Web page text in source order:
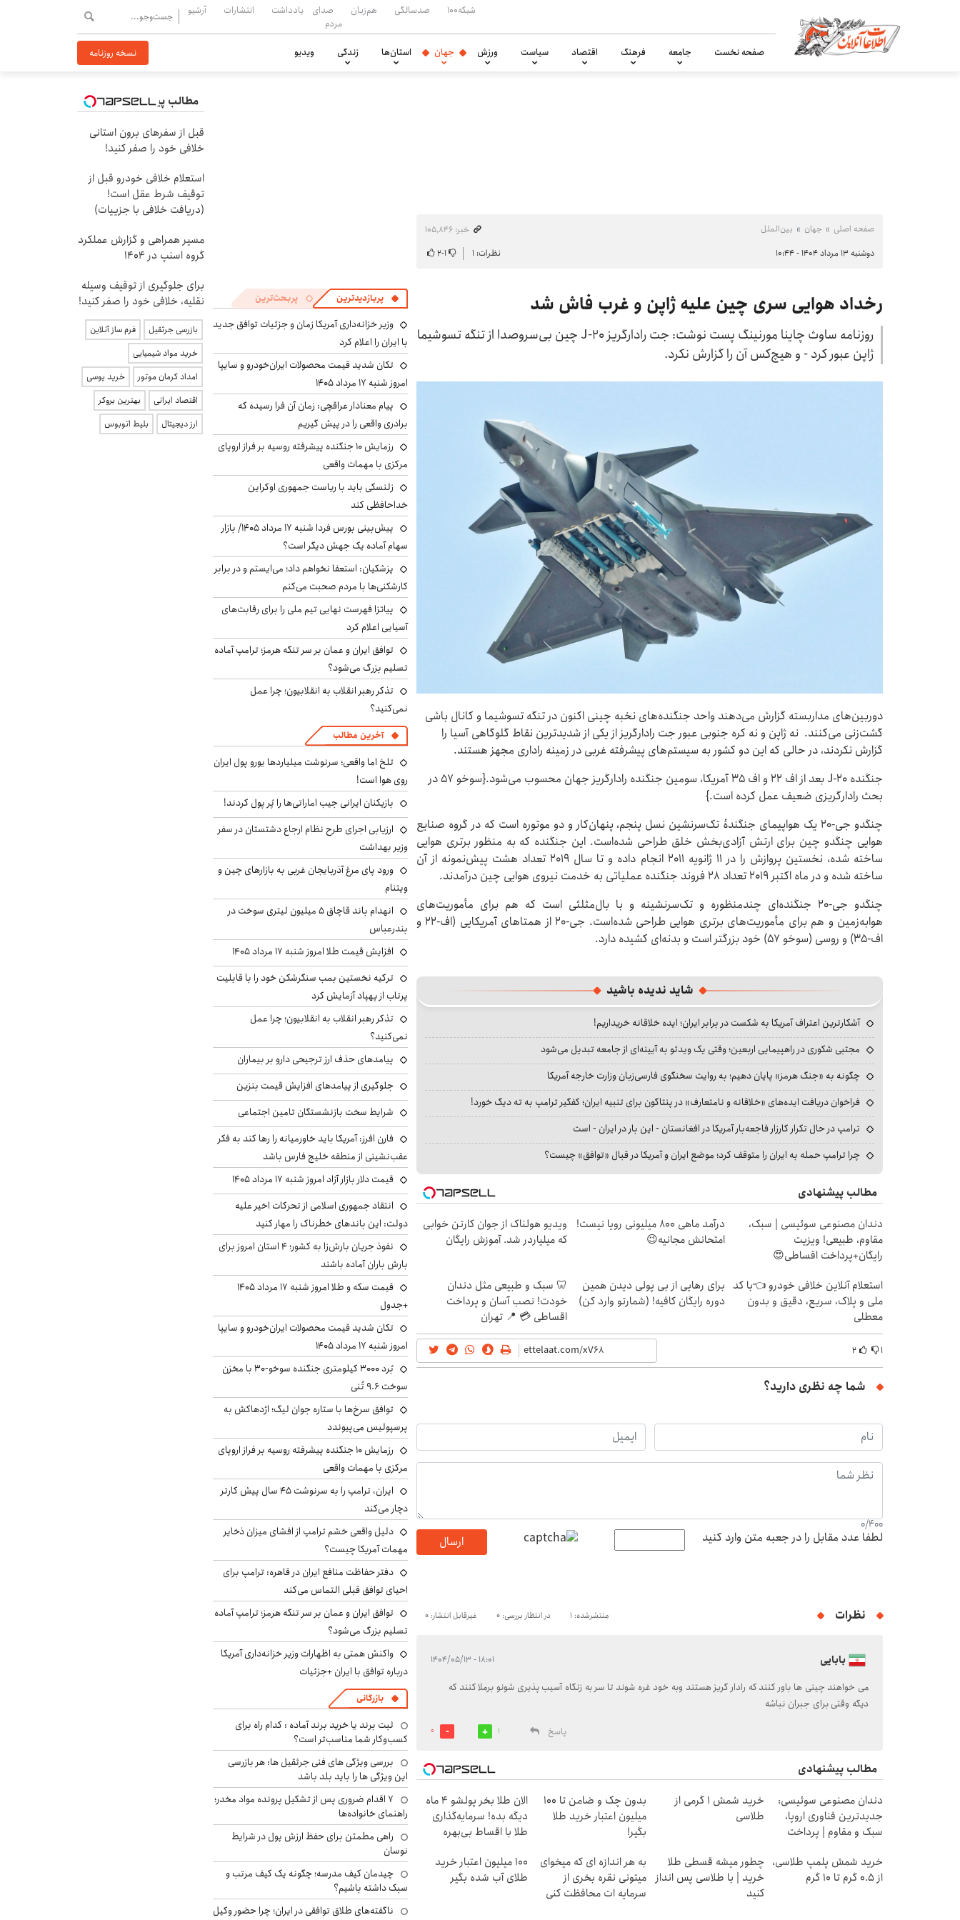
شبکه۱۰۰ صدسالگی هم‌زبان
صدای
مردم
یادداشت انتشارات آرشیو
صفحه نخست جامعه فرهنگ اقتصاد سیاست ورزش جهان استان‌ها زندگی ویدیو نسخه روزنامه
صفحه اصلی جهان بین‌الملل
خبر: ۱۰۵٬۸۴۶
دوشنبه ۱۳ مرداد ۱۴۰۴ - ۱۰:۴۴
نظرات: ۱ ۱-۲
رخداد هوایی سری چین علیه ژاپن و غرب فاش شد
روزنامه ساوث چاینا مورنینگ پست نوشت: جت رادارگریز J-20 چین بی‌سروصدا از تنگه تسوشیما
ژاپن عبور کرد - و هیچ‌کس آن را گزارش نکرد.
دوربین‌های مداربسته گزارش می‌دهند واحد جنگنده‌های نخبه چینی اکنون در تنگه تسوشیما و کانال باشی
گشت‌زنی می‌کنند. نه ژاپن و نه کره جنوبی عبور جت رادارگریز از یکی از شدیدترین نقاط گلوگاهی آسیا را
گزارش نکردند، در حالی که این دو کشور به سیستم‌های پیشرفته غربی در زمینه راداری مجهز هستند.
جنگنده J-20 بعد از اف ۲۲ و اف ۳۵ آمریکا، سومین جنگنده رادارگریز جهان محسوب می‌شود.{سوخو ۵۷ در
بحث رادارگریزی ضعیف عمل کرده است.}
چنگدو جی-۲۰ یک هواپیمای جنگندهٔ تک‌سرنشین نسل پنجم، پنهان‌کار و دو موتوره است که در گروه صنایع
هوایی چنگدو چین برای ارتش آزادی‌بخش خلق طراحی شده‌است. این جنگنده که به منظور برتری هوایی
ساخته شده، نخستین پروازش را در ۱۱ ژانویه ۲۰۱۱ انجام داده و تا سال ۲۰۱۹ تعداد هشت پیش‌نمونه از آن
ساخته شده و در ماه اکتبر ۲۰۱۹ تعداد ۲۸ فروند جنگنده عملیاتی به خدمت نیروی هوایی چین درآمدند.
چنگدو جی-۲۰ جنگنده‌ای چندمنظوره و تک‌سرنشینه و با بال‌مثلثی است که هم برای مأموریت‌های
هوابه‌زمین و هم برای مأموریت‌های برتری هوایی طراحی شده‌است. جی-۲۰ از همتاهای آمریکایی (اف-۲۲ و
اف-۳۵) و روسی (سوخو ۵۷) خود بزرگتر است و بدنه‌ای کشیده دارد.
شاید ندیده باشید
آشکارترین اعتراف آمریکا به شکست در برابر ایران؛ ایده خلاقانه خریداریم!
مجتبی شکوری در راهپیمایی اربعین؛ وقتی یک ویدئو به آیینه‌ای از جامعه تبدیل می‌شود
چگونه به «جنگ هرمز» پایان دهیم؛ به روایت سخنگوی فارسی‌زبان وزارت خارجه آمریکا
فراخوان دریافت ایده‌های «خلاقانه و نامتعارف» در پنتاگون برای تنبیه ایران؛ کفگیر ترامپ به ته دیگ خورد!
ترامپ در حال تکرار کارزار فاجعه‌بار آمریکا در افغانستان - این بار در ایران - است
چرا ترامپ حمله به ایران را متوقف کرد؛ موضع ایران و آمریکا در قبال «توافق» چیست؟
مطالب پیشنهادی
دندان مصنوعی سوئیسی | سبک،
مقاوم، طبیعی! ویزیت
رایگان+پرداخت اقساطی😍
درآمد ماهی 800 میلیونی رویا نیست!
امتحانش مجانیه😉
ویدیو هولناک از جوان کارتن خوابی
که میلیاردر شد. آموزش رایگان
استعلام آنلاین خلافی خودرو 👈با کد
ملی و پلاک، سریع، دقیق و بدون
معطلی
برای رهایی از بی پولی دیدن همین
دوره رایگان کافیه! (شمارتو وارد کن)
🦷 سبک و طبیعی مثل دندان
خودت! نصب آسان و پرداخت
اقساطی 💳 📍 تهران
۱ ۲
شما چه نظری دارید؟
0/400
لطفا عدد مقابل را در جعبه متن وارد کنید ارسال
نظرات منتشرشده: 1 در انتظار بررسی: 0 غیرقابل انتشار: 0
بابایی ۱۸:۰۱ - ۱۴۰۴/۰۵/۱۳
می خواهند چینی ها باور کنند که رادار گریز هستند وبه خود غره شوند تا سر به زنگاه آسیب پذیری شونو برملا کنند که
دیگه وقتی برای جبران نباشه
پاسخ
1
0
مطالب پیشنهادی
دندان مصنوعی سوئیسی:
جدیدترین فناوری اروپا،
سبک و مقاوم | پرداخت
خرید شمش 1 گرمی از
طلاسی
بدون چک و ضامن تا 100
میلیون اعتبار خرید طلا
بگیر!
الان طلا بخر پولشو 4 ماه
دیگه بده! سرمایه‌گذاری
طلا با اقساط بی‌بهره
خرید شمش پلمپ طلاسی،
از ۰.۵ گرم تا ۱۰ گرم
چطور میشه قسطی طلا
خرید | با طلاسی پس انداز
کنید
به هر اندازه ای که میخوای
میتونی نقره بخری از
سرمایه ات محافظت کنی
100 میلیون اعتبار خرید
طلای آب شده بگیر
پربازدیدترین پربحث‌ترین
وزیر خزانه‌داری آمریکا زمان و جزئیات توافق جدید
با ایران را اعلام کرد
تکان شدید قیمت محصولات ایران‌خودرو و سایپا
امروز شنبه ۱۷ مرداد ۱۴۰۵
پیام معنادار عراقچی: زمان آن فرا رسیده که
برادری واقعی را در پیش گیریم
رزمایش ۱۰ جنگنده پیشرفته روسیه بر فراز اروپای
مرکزی با مهمات واقعی
زلنسکی باید با ریاست جمهوری اوکراین
خداحافظی کند
پیش‌بینی بورس فردا شنبه ۱۷ مرداد ۱۴۰۵/ بازار
سهام آماده یک جهش دیگر است؟
پزشکیان: استعفا نخواهم داد؛ می‌ایستم و در برابر
کارشکنی‌ها با مردم صحبت می‌کنم
پیاتزا فهرست نهایی تیم ملی را برای رقابت‌های
آسیایی اعلام کرد
توافق ایران و عمان بر سر تنگه هرمز؛ ترامپ آماده
تسلیم بزرگ می‌شود؟
تذکر رهبر انقلاب به انقلابیون؛ چرا عمل
نمی‌کنید؟
آخرین مطالب
تلخ اما واقعی؛ سرنوشت میلیاردها یورو پول ایران
روی هوا است!
بازیکنان ایرانی جیب اماراتی‌ها را پُر پول کردند!
ارزیابی اجرای طرح نظام ارجاع دشتستان در سفر
وزیر بهداشت
ورود پای مرغ آذربایجان غربی به بازارهای چین و
ویتنام
انهدام باند قاچاق ۵ میلیون لیتری سوخت در
بندرعباس
افزایش قیمت طلا امروز شنبه ۱۷ مرداد ۱۴۰۵
ترکیه نخستین بمب سنگرشکن خود را با قابلیت
پرتاب از پهپاد آزمایش کرد
تذکر رهبر انقلاب به انقلابیون؛ چرا عمل
نمی‌کنید؟
پیامدهای حذف ارز ترجیحی دارو بر بیماران
جلوگیری از پیامدهای افزایش قیمت بنزین
شرایط سخت بازنشستگان تامین اجتماعی
فارن افرز: آمریکا باید خاورمیانه را رها کند به فکر
عقب‌نشینی از منطقه خلیج فارس باشد
قیمت دلار بازار آزاد امروز شنبه ۱۷ مرداد ۱۴۰۵
انتقاد جمهوری اسلامی از تحرکات اخیر علیه
دولت: این باندهای خطرناک را مهار کنید
نفوذ جریان بارش‌زا به کشور؛ ۴ استان امروز برای
بارش باران آماده باشند
قیمت سکه و طلا امروز شنبه ۱۷ مرداد ۱۴۰۵
+جدول
تکان شدید قیمت محصولات ایران‌خودرو و سایپا
امروز شنبه ۱۷ مرداد ۱۴۰۵
بُرد ۳۰۰۰ کیلومتری جنگنده سوخو-۳۰ با مخزن
سوخت ۹.۶ تُنی
توافق سرخ‌ها با ستاره جوان لیگ؛ اژدهاکش به
پرسپولیس می‌پیوندد
رزمایش ۱۰ جنگنده پیشرفته روسیه بر فراز اروپای
مرکزی با مهمات واقعی
ایران، ترامپ را به سرنوشت ۴۵ سال پیش کارتر
دچار می‌کند
دلیل واقعی خشم ترامپ از افشای میزان ذخایر
مهمات آمریکا چیست؟
دفتر حفاظت منافع ایران در قاهره: ترامپ برای
احیای توافق قبلی التماس می‌کند
توافق ایران و عمان بر سر تنگه هرمز؛ ترامپ آماده
تسلیم بزرگ می‌شود؟
واکنش همتی به اظهارات وزیر خزانه‌داری آمریکا
درباره توافق با ایران +جزئیات
بازرگانی
ثبت برند یا خرید برند آماده : کدام راه برای
کسب‌وکار شما مناسب‌تر است؟
بررسی ویژگی های فنی جرثقیل ها: هر بازرسی
این ویژگی ها را باید بلد باشد
۷ اقدام ضروری پس از تشکیل پرونده مواد مخدر؛
راهنمای خانواده‌ها
راهی مطمئن برای حفظ ارزش پول در شرایط
نوسان
چیدمان کیف مدرسه؛ چگونه یک کیف مرتب و
سبک داشته باشیم؟
ناگفته‌های طلاق توافقی در ایران؛ چرا حضور وکیل
مطالب پیشنهادی
قبل از سفرهای برون استانی
خلافی خود را صفر کنید!
استعلام خلافی خودرو قبل از
توقیف شرط عقل است!
(دریافت خلافی با جزییات)
مسیر همراهی و گزارش عملکرد
گروه اسنپ در ۱۴۰۴
برای جلوگیری از توقیف وسیله
نقلیه، خلافی خود را صفر کنید!
بازرسی جرثقیل
فرم ساز آنلاین
خرید مواد شیمیایی
امداد کرمان موتور
خرید یوسی
اقتصاد ایرانی
بهترین بروکر
ارز دیجیتال
بلیط اتوبوس